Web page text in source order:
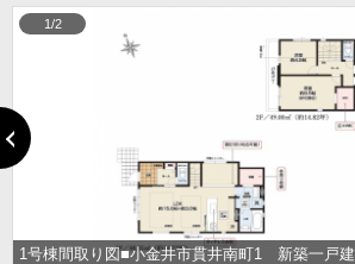
1号棟間取り図■小金井市貫井南町1 新築一戸
1/2